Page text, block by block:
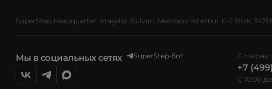
SuperStep Headquarter: Ataşehir Bulvarı, Metropol İstanbul, C-2 Blok,
Мы в социальных сетях SuperStep-бот Позвони
+7
C 10:00